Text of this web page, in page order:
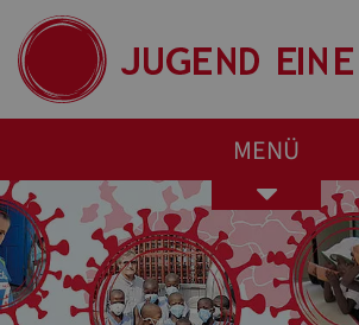
MENÜ
Toggle
navigation